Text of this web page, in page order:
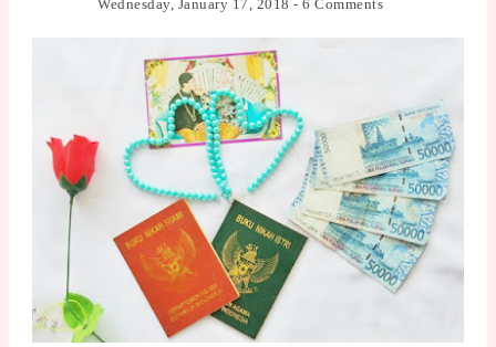
Wednesday, January 17, 2018-6 Comments